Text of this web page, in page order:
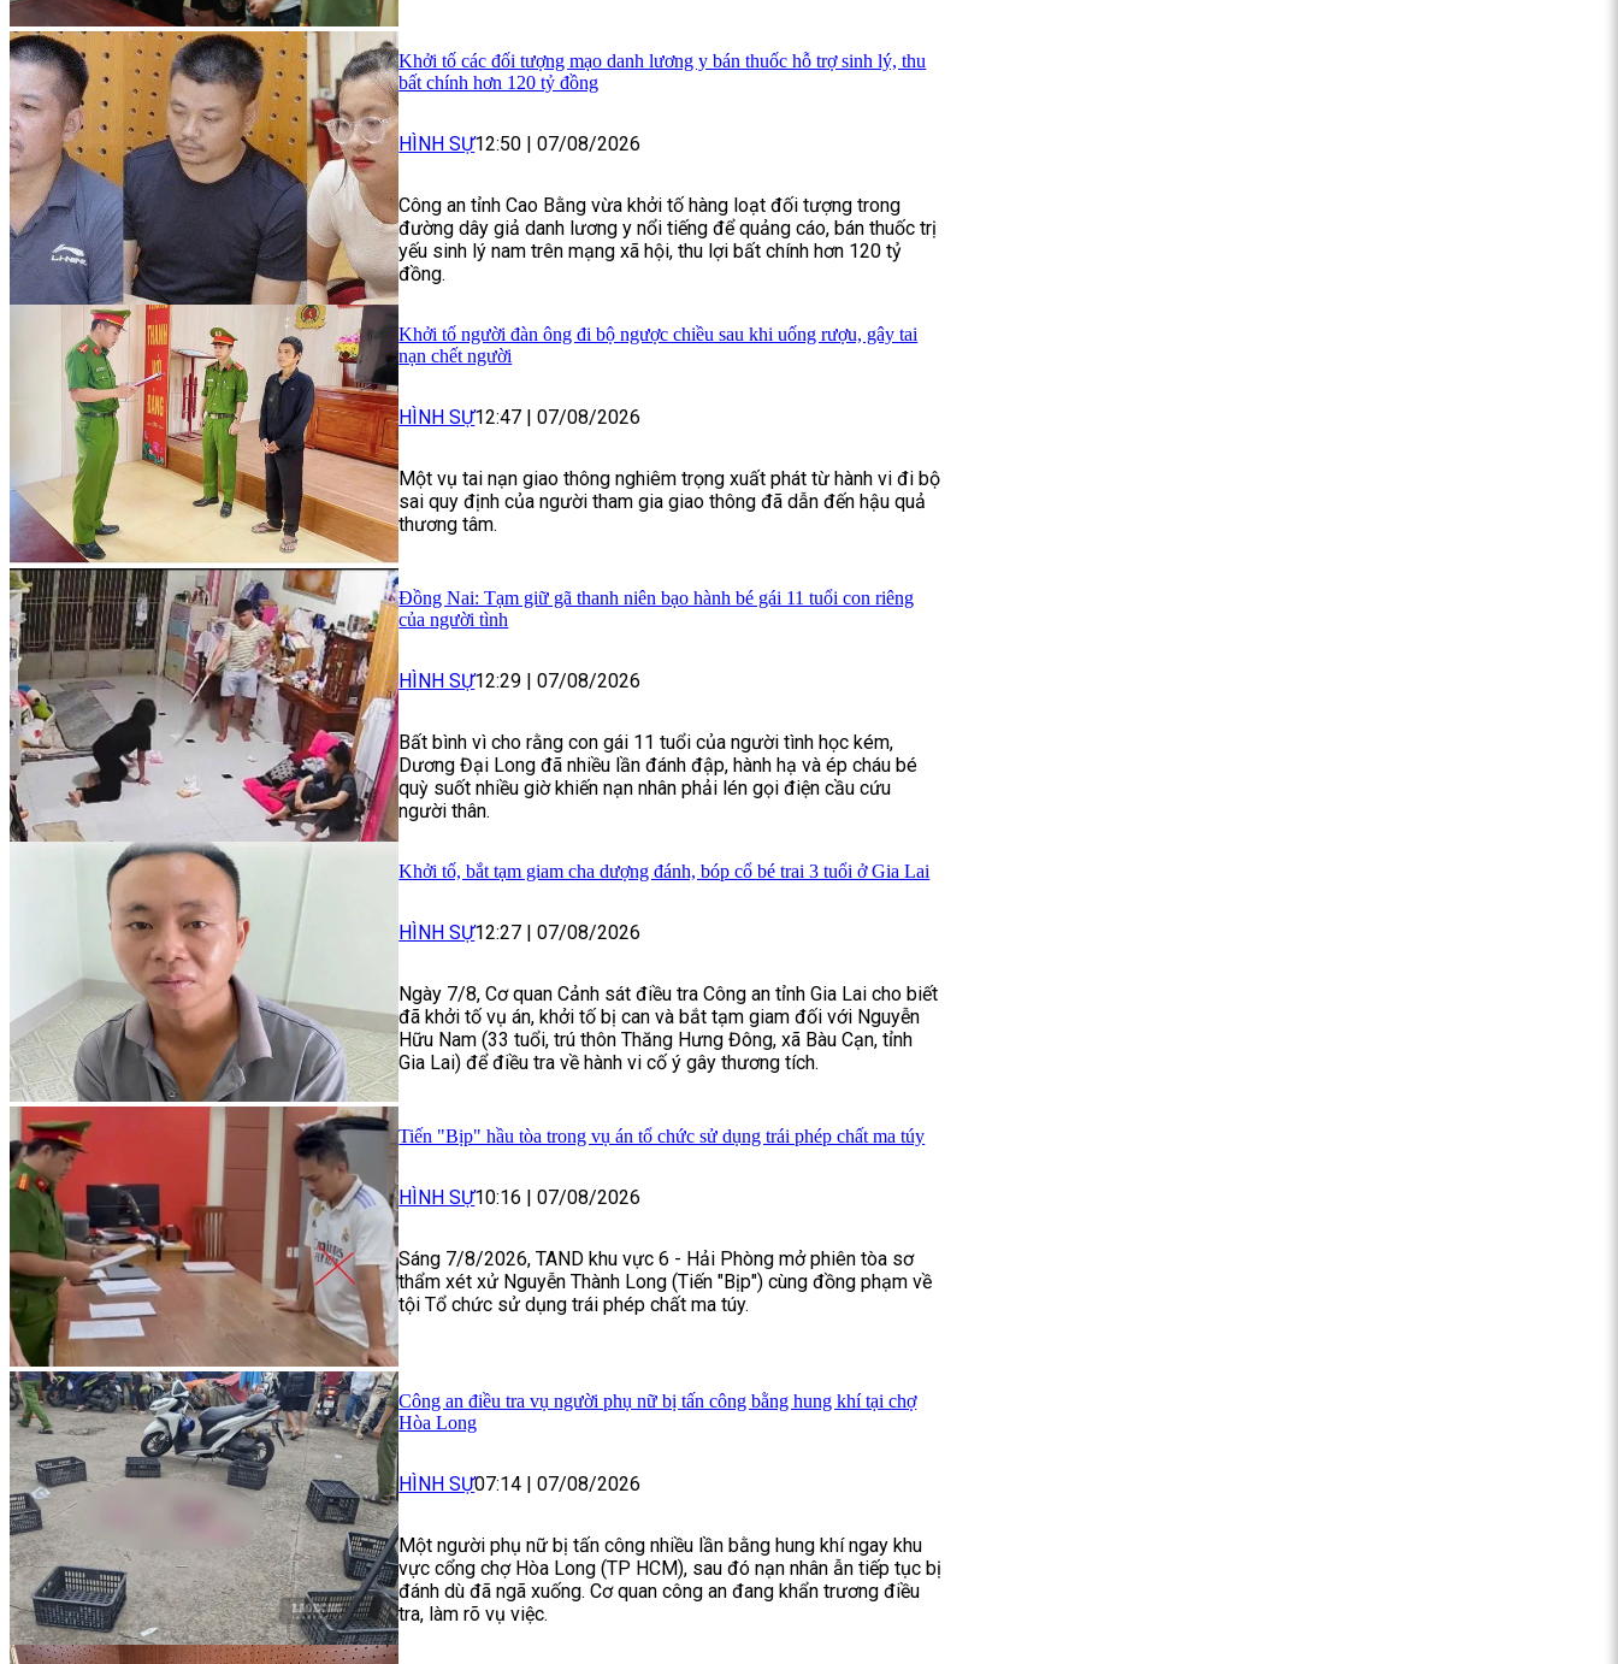
Khởi tố các đối tượng mạo danh lương y bán thuốc hỗ trợ sinh lý, thu
bất chính hơn 120 tỷ đồng
HÌNH SỰ12:50 | 07/08/2026
Công an tỉnh Cao Bằng vừa khởi tố hàng loạt đối tượng trong
đường dây giả danh lương y nổi tiếng để quảng cáo, bán thuốc trị
yếu sinh lý nam trên mạng xã hội, thu lợi bất chính hơn 120 tỷ
đồng.
Khởi tố người đàn ông đi bộ ngược chiều sau khi uống rượu, gây tai
nạn chết người
HÌNH SỰ12:47 | 07/08/2026
Một vụ tai nạn giao thông nghiêm trọng xuất phát từ hành vi đi bộ
sai quy định của người tham gia giao thông đã dẫn đến hậu quả
thương tâm.
Đồng Nai: Tạm giữ gã thanh niên bạo hành bé gái 11 tuổi con riêng
của người tình
HÌNH SỰ12:29 07/08/2026
Bất bình vì cho rằng con gái 11 tuổi của người tình học kém,
Dương Đại Long đã nhiều lần đánh đập, hành hạ và ép cháu bé
quỳ suốt nhiều giờ khiến nạn nhân phải lén gọi điện cầu cứu
người thân.
Khởi tố, bắt tạm giam cha dượng đánh, bóp cổ bé trai 3 tuổi ở Gia Lai
HÌNH SỰ12:27 07/08/2026
Ngày 7/8, Cơ quan Cảnh sát điều tra Công an tỉnh Gia Lai cho biết
đã khởi tố vụ án, khởi tố bị can và bắt tạm giam đối với Nguyễn
Hữu Nam (33 tuổi, trú thôn Thăng Hưng Đông, xã Bàu Cạn, tỉnh
Gia Lai) để điều tra về hành vi cố ý gây thương tích.
Tiến "Bịp" hầu tòa trong vụ án tổ chức sử dụng trái phép chất ma túy
HÌNH SỰ10:16 | 07/08/2026
Sáng 7/8/2026, TAND khu vực 6 - Hải Phòng mở phiên tòa sơ
thẩm xét xử Nguyễn Thành Long (Tiến "Bịp") cùng đồng phạm về
tội Tổ chức sử dụng trái phép chất ma túy.
Công an điều tra vụ người phụ nữ bị tấn công bằng hung khí tại chợ
Hòa Long
HÌNH SỰ07:14 | 07/08/2026
Một người phụ nữ bị tấn công nhiều lần bằng hung khí ngay khu
vực cổng chợ Hòa Long (TP HCM), sau đó nạn nhân ẫn tiếp tục bị
đánh dù đã ngã xuống. Cơ quan công an đang khẩn trương điều
tra, làm rõ vụ việc.